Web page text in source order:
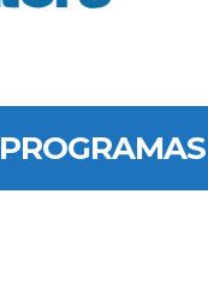
PROGRAMAS